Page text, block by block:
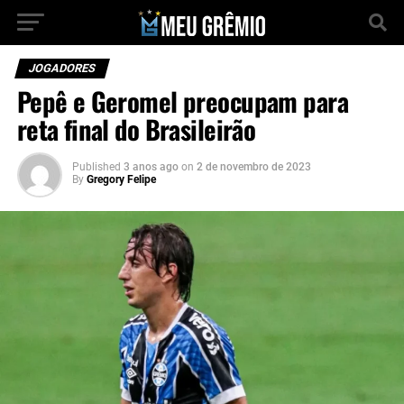
JOGADORES
Pepê e Geromel preocupam para
reta final do Brasileirão
Published 3 anos ago on 2 de novembro de 2023
By Gregory Felipe